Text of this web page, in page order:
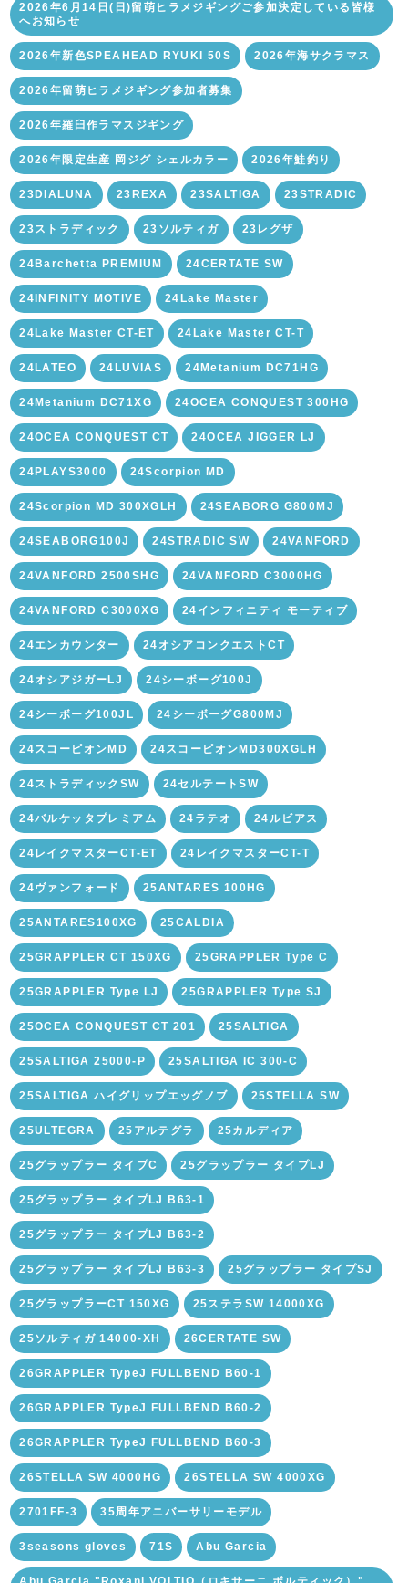
2026年6月14日(日)留萌ヒラメジギングご参加決定している皆様
へお知らせ
2026年新色SPEAHEAD RYUKI 50S 2026年海サクラマス
2026年留萌ヒラメジギング参加者募集
2026年羅臼作ラマスジギング
2026年限定生産 岡ジグ シェルカラー 2026年鮭釣り
23DIALUNA 23REXA 23SALTIGA 23STRADIC
23ストラディック 23ソルティガ 23レグザ
24Barchetta PREMIUM 24CERTATE SW
24INFINITY MOTIVE 24Lake Master
24Lake Master CT-ET 24Lake Master CT-T
24LATEO 24LUVIAS 24Metanium DC71HG
24Metanium DC71XG 24OCEA CONQUEST 300HG
24OCEA CONQUEST CT 24OCEA JIGGER LJ
24PLAYS3000 24Scorpion MD
24Scorpion MD 300XGLH 24SEABORG G800MJ
24SEABORG100J 24STRADIC SW 24VANFORD
24VANFORD 2500SHG 24VANFORD C3000HG
24VANFORD C3000XG 24インフィニティ モーティブ
24エンカウンター 24オシアコンクエストCT
24オシアジガーLJ 24シーボーグ100J
24シーボーグ100JL 24シーボーグG800MJ
24スコーピオンMD 24スコーピオンMD300XGLH
24ストラディックSW 24セルテートSW
24バルケッタプレミアム 24ラテオ 24ルビアス
24レイクマスターCT-ET 24レイクマスターCT-T
24ヴァンフォード 25ANTARES 100HG
25ANTARES100XG 25CALDIA
25GRAPPLER CT 150XG 25GRAPPLER Type C
25GRAPPLER Type LJ 25GRAPPLER Type SJ
25OCEA CONQUEST CT 201 25SALTIGA
25SALTIGA 25000-P 25SALTIGA IC 300-C
25SALTIGA ハイグリップエッグノブ 25STELLA SW
25ULTEGRA 25アルテグラ 25カルディア
25グラップラー タイプC 25グラップラー タイプLJ
25グラップラー タイプLJ B63-1
25グラップラー タイプLJ B63-2
25グラップラー タイプLJ B63-3 25グラップラー タイプSJ
25グラップラーCT 150XG 25ステラSW 14000XG
25ソルティガ 14000-XH 26CERTATE SW
26GRAPPLER TypeJ FULLBEND B60-1
26GRAPPLER TypeJ FULLBEND B60-2
26GRAPPLER TypeJ FULLBEND B60-3
26STELLA SW 4000HG 26STELLA SW 4000XG
2701FF-3 35周年アニバーサリーモデル
3seasons gloves 71S Abu Garcia